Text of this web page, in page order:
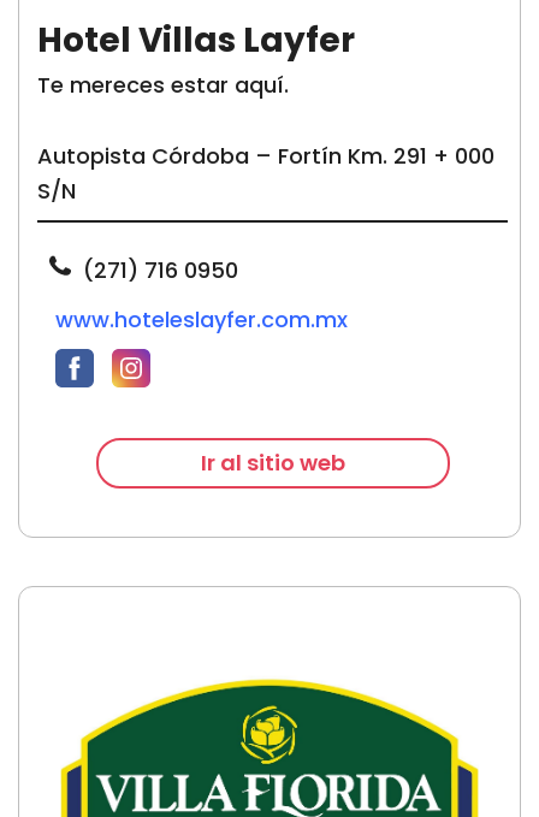
Hotel Villas Layfer
Te mereces estar aquí.
Autopista Córdoba – Fortín Km. 291 + 000
S/N
(271) 716 0950
www.hoteleslayfer.com.mx
Ir al sitio web